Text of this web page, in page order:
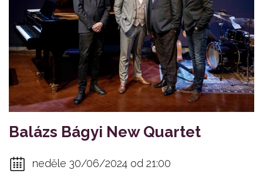
Balázs Bágyi New Quartet
neděle 30/06/2024 od 21:00